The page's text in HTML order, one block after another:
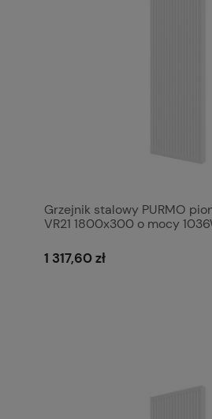
Grzejnik stalowy PURMO
VR21 1800x300 o mocy
1 317,60 zł